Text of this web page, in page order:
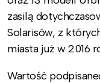
zasilą
Solarisów, z
miasta już w 2016
Wartość